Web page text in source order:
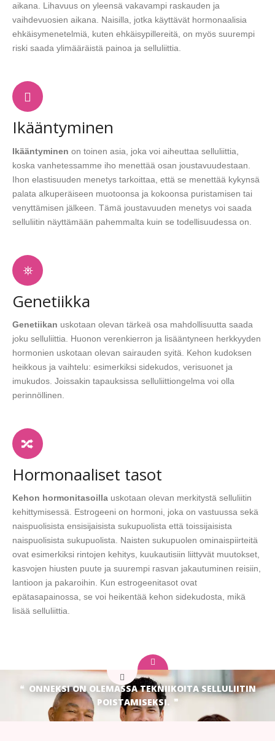
aikana. Lihavuus on yleensä vakavampi raskauden ja
vaihdevuosien aikana. Naisilla, jotka käyttävät hormonaalisia
ehkäisymenetelmiä, kuten ehkäisypillereitä, on myös suurempi
riski saada ylimääräistä painoa ja selluliittia.
Ikääntyminen
Ikääntyminen on toinen asia, joka voi aiheuttaa selluliittia,
koska vanhetessamme iho menettää osan joustavuudestaan.
Ihon elastisuuden menetys tarkoittaa, että se menettää kykynsä
palata alkuperäiseen muotoonsa ja kokoonsa puristamisen tai
venyttämisen jälkeen. Tämä joustavuuden menetys voi saada
selluliitin näyttämään pahemmalta kuin se todellisuudessa on.
Genetiikka
Genetiikan uskotaan olevan tärkeä osa mahdollisuutta saada
joku selluliittia. Huonon verenkierron ja lisääntyneen herkkyyden
hormonien uskotaan olevan sairauden syitä. Kehon kudoksen
heikkous ja vaihtelu: esimerkiksi sidekudos, verisuonet ja
imukudos. Joissakin tapauksissa selluliittiongelma voi olla
perinnöllinen.
Hormonaaliset tasot
Kehon hormonitasoilla uskotaan olevan merkitystä selluliitin
kehittymisessä. Estrogeeni on hormoni, joka on vastuussa sekä
naispuolisista ensisijaisista sukupuolista että toissijaisista
naispuolisista sukupuolista. Naisten sukupuolen ominaispiirteitä
ovat esimerkiksi rintojen kehitys, kuukautisiin liittyvät muutokset,
kasvojen hiusten puute ja suurempi rasvan jakautuminen reisiin,
lantioon ja pakaroihin. Kun estrogeenitasot ovat
epätasapainossa, se voi heikentää kehon sidekudosta, mikä
lisää selluliittia.
ONNEKSI ON OLEMASSA TEKNIIKOITA SELLULIITIN
POISTAMISEKSI.